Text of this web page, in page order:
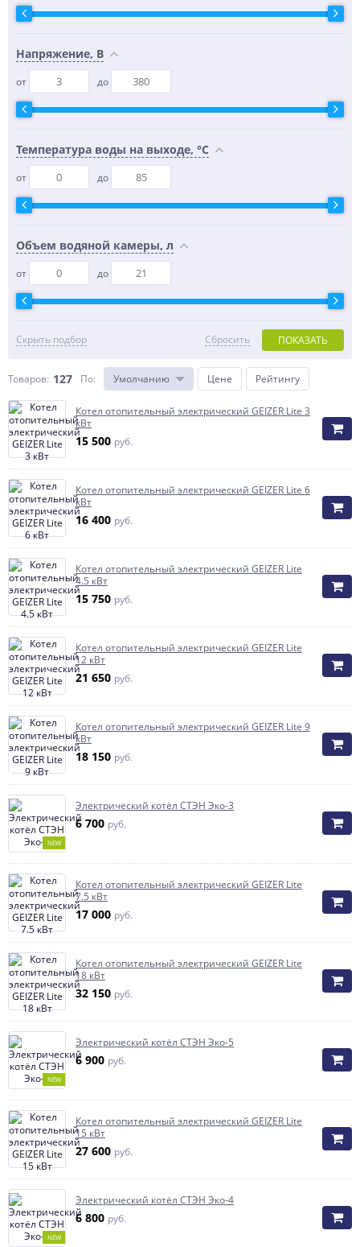
Напряжение, В
от до
Температура воды на выходе, °С
от до
Объем водяной камеры, л
от до
Скрыть подбор ПОКАЗАТЬ
Сбросить
Товаров: 127 По: Умолчанию Цене Рейтингу
Котел отопительный электрический GEIZER Lite 3
кВт
15 500 руб.
Котел отопительный электрический GEIZER Lite 6
кВт
16 400 руб.
Котел отопительный электрический GEIZER Lite
4.5 кВт
15 750 руб.
Котел отопительный электрический GEIZER Lite
12 кВт
21 650 руб.
Котел отопительный электрический GEIZER Lite 9
кВт
18 150 руб.
NEW
Электрический котёл СТЭН Эко-3
6 700 руб.
Котел отопительный электрический GEIZER Lite
7.5 кВт
17 000 руб.
Котел отопительный электрический GEIZER Lite
18 кВт
32 150 руб.
NEW
Электрический котёл СТЭН Эко-5
6 900 руб.
Котел отопительный электрический GEIZER Lite
15 кВт
27 600 руб.
NEW
Электрический котёл СТЭН Эко-4
6 800 руб.